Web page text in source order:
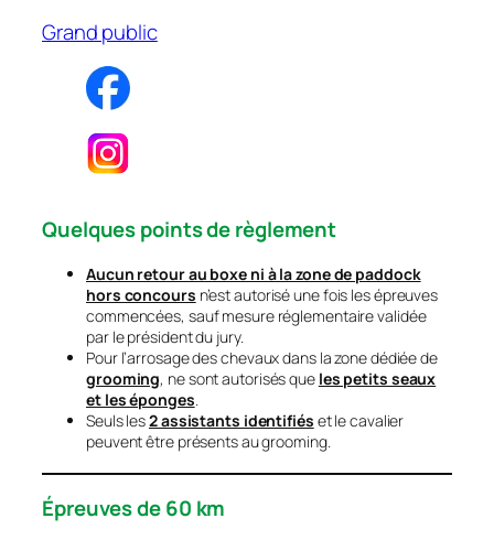
Grand public
Quelques points de règlement
Aucun retour au boxe ni à la zone de paddock
hors concours n’est autorisé une fois les épreuves
commencées, sauf mesure réglementaire validée
par le président du jury.
Pour l’arrosage des chevaux dans la zone dédiée de
grooming, ne sont autorisés que les petits seaux
et les éponges.
Seuls les2 assistants identifiés et le cavalier
peuvent être présents au grooming.
Épreuves de 60 km